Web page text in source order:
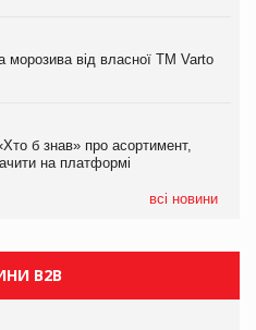
морозива від власної ТМ Varto
б знав» про асортимент,
на платформі
всі новини
B2B